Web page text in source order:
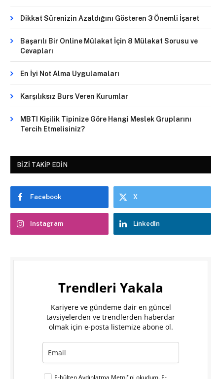
Dikkat Sürenizin Azaldığını Gösteren 3 Önemli İşaret
Başarılı Bir Online Mülakat İçin 8 Mülakat Sorusu ve
Cevapları
En İyi Not Alma Uygulamaları
Karşılıksız Burs Veren Kurumlar
MBTI Kişilik Tipinize Göre Hangi Meslek Gruplarını
Tercih Etmelisiniz?
BIZI TAKIP EDIN
Facebook X
Instagram LinkedIn
Trendleri Yakala
Kariyere ve gündeme dair en güncel
tavsiyelerden ve trendlerden haberdar
olmak için e-posta listemize abone ol.
E-bültenAydınlatma Metni''ni okudum. E-